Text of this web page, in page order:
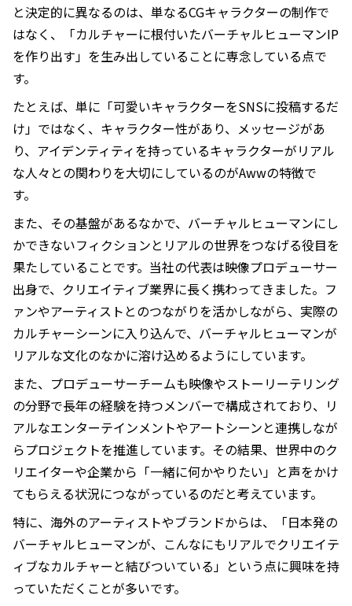
と決定的に異なるのは、単なるCGキャラクターの制作で
はなく、「カルチャーに根付いたバーチャルヒューマンIP
を作り出す」を生み出していることに専念している点で
す。
たとえば、単に「可愛いキャラクターをSNSに投稿するだ
け」ではなく、キャラクター性があり、メッセージがあ
り、アイデンティティを持っているキャラクターがリアル
な人々との関わりを大切にしているのがAwwの特徴で
す。
また、その基盤があるなかで、バーチャルヒューマンにし
かできないフィクションとリアルの世界をつなげる役目を
果たしていることです。当社の代表は映像プロデューサー
出身で、クリエイティブ業界に長く携わってきました。フ
ァンやアーティストとのつながりを活かしながら、実際の
カルチャーシーンに入り込んで、バーチャルヒューマンが
リアルな文化のなかに溶け込めるようにしています。
また、プロデューサーチームも映像やストーリーテリング
の分野で長年の経験を持つメンバーで構成されており、リ
アルなエンターテインメントやアートシーンと連携しなが
らプロジェクトを推進しています。その結果、世界中のク
リエイターや企業から「一緒に何かやりたい」と声をかけ
てもらえる状況につながっているのだと考えています。
特に、海外のアーティストやブランドからは、「日本発の
バーチャルヒューマンが、こんなにもリアルでクリエイテ
ィブなカルチャーと結びついている」という点に興味を持
っていただくことが多いです。